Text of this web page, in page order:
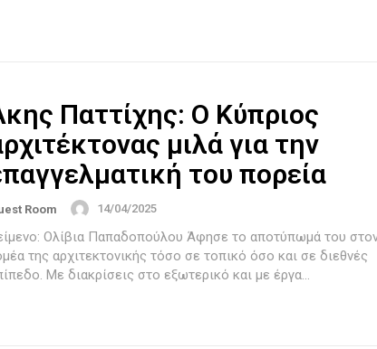
Παττίχης: Ο Κύπριος
μιλά για την
του πορεία
Room 14/04/2025
Ολίβια Παπαδοπούλου Άφησε το αποτύπωμά του στον
της αρχιτεκτονικής τόσο σε τοπικό όσο και σε διεθνές
επίπεδο. Με διακρίσεις στο εξωτερικό και με έργα...